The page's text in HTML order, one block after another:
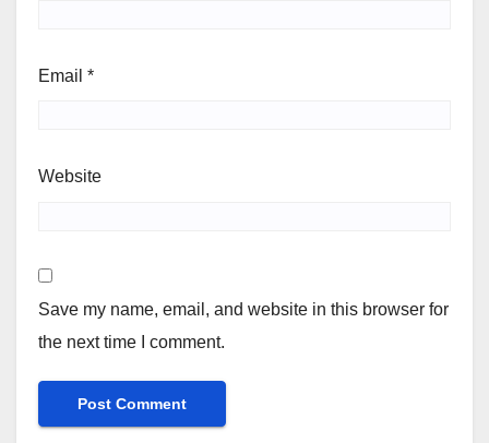
Email *
Website
Save my name, email, and website in this browser for
the next time I comment.